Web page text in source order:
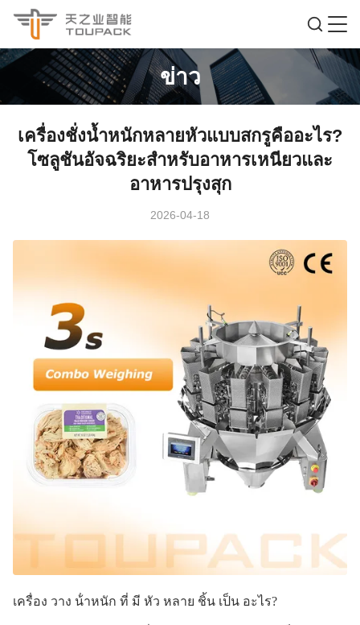
ข่าว
เครื่องชั่งน้ำหนักหลายหัวแบบสกรูคืออะไร?
โซลูชันอัจฉริยะสำหรับอาหารเหนียวและ
อาหารปรุงสุก
2026-04-18
เครื่อง วาง น้ําหนัก ที่ มี หัว หลาย ชิ้น เป็น อะไร?